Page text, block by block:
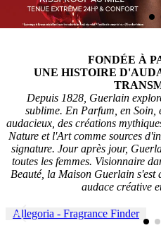
FONDÉE À
UNE HISTOIRE
Depuis 1828, Guerlain
sublime. En Parfum, en Soin,
audacieux, des créations
Nature et l'Art comme sources
signature. Jour après jour,
toutes les femmes. Visionnaire
Beauté, la Maison Guerlain s'est
audace créative
Allegoria - Fragrance Finder